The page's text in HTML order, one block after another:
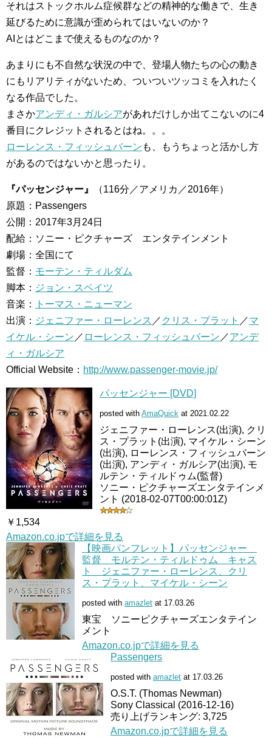
それはストックホルム症候群などの精神的な働きで、生き
延びるために意識が歪められてはいないのか？
AIとはどこまで使えるものなのか？
あまりにも不自然な状況の中で、登場人物たちの心の動き
にもリアリティがないため、ついついツッコミを入れたく
なる作品でした。
まさかアンディ・ガルシアがあれだけしか出てこないのに4
番目にクレジットされるとはね。。。
ローレンス・フィッシュバーン も、もうちょっと活かし方
があるのではないかと思ったり。
『パッセンジャー』
（116分／アメリカ／2016年）
原題：Passengers
公開：2017年3月24日
配給：ソニー・ピクチャーズ エンタテインメント
劇場：全国にて
監督： モーテン・ティルダム
脚本： ジョン・スペイツ
音楽：
トーマス・ニューマン
出演： ジェニファー・ローレンス ／ クリス・プラット ／マ
イケル・シーン ／ ローレンス・フィッシュバーン ／アンデ
ィ・ガルシア
Official Website： http://www.passenger-movie.jp/
パッセンジャー [DVD]
posted with AmaQuick at 2021.02.22
ジェニファー・ローレンス(出演), クリ
ス・プラット(出演), マイケル・シーン
(出演), ローレンス・フィッシュバーン
(出演), アンディ・ガルシア(出演), モ
ルテン・ティルドゥム(監督)
ソニー・ピクチャーズエンタテインメ
ント (2018-02-07T00:00:01Z)
￥1,534
Amazon.co.jpで詳細を見る
【映画パンフレット】パッセンジャー
監督 モルテン・ティルドゥム キャス
ト ジェニファー・ローレンス、クリ
ス・プラット、マイケル・シーン
posted with amazlet at 17.03.26
東宝 ソニーピクチャーズエンタテイン
メント
Amazon.co.jpで詳細を見る
Passengers
posted with amazlet at 17.03.26
O.S.T. (Thomas Newman)
Sony Classical (2016-12-16)
売り上げランキング: 3,725
Amazon.co.jpで詳細を見る